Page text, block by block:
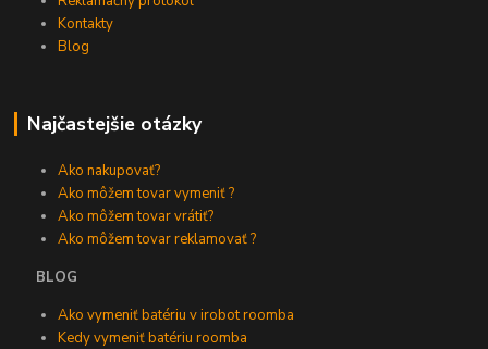
Kontakty
Blog
Najčastejšie otázky
Ako nakupovať?
Ako môžem tovar vymeniť ?
Ako môžem tovar vrátiť?
Ako môžem tovar reklamovať ?
BLOG
Ako vymeniť batériu v irobot roomba
Kedy vymeniť batériu roomba